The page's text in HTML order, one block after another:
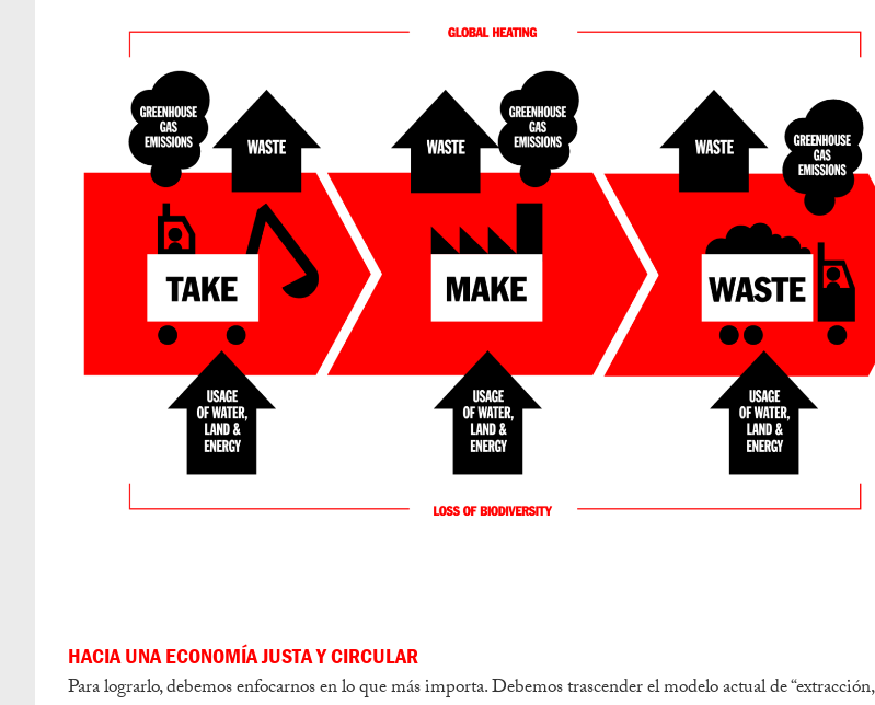
HACIA UNA ECONOMÍA JUSTA Y CIRCULAR
Para lograrlo, debemos enfocarnos en lo que más importa. Debemos trascender el modelo actual de “extracción,